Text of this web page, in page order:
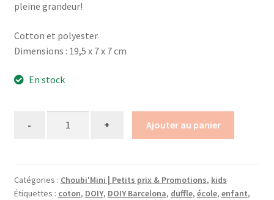
pleine grandeur!
Cotton et polyester
Dimensions : 19,5 x 7 x 7 cm
En stock
Ajouter au panier
Catégories : Choubi'Mini | Petits prix & Promotions, kids
Étiquettes : coton, DOIY, DOIY Barcelona, duffle, école, enfant,